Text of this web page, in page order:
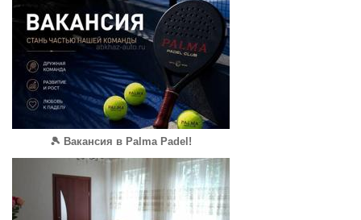
🎾 Вакансия в Palma Padel!